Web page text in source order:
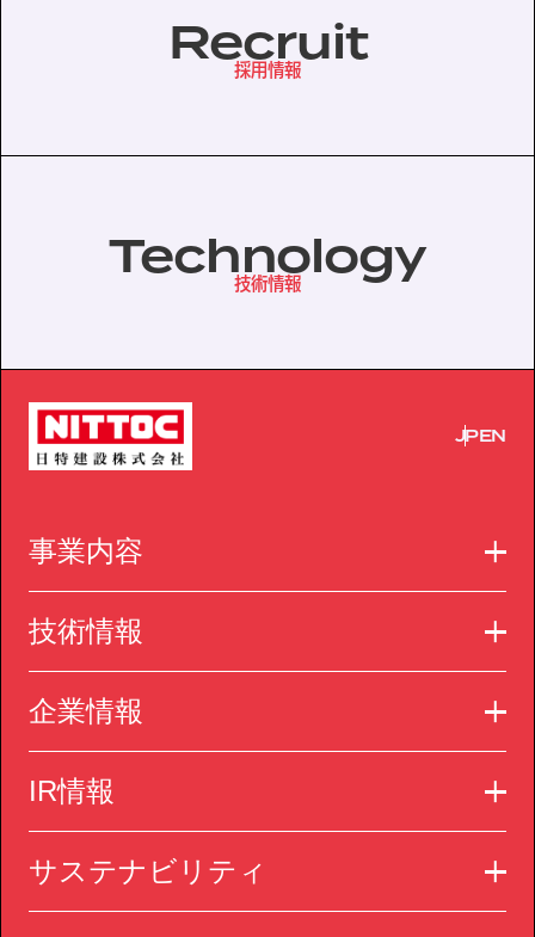
Recruit
採用情報
Technology
技術情報
JPEN
事業内容
技術情報
企業情報
IR情報
サステナビリティ